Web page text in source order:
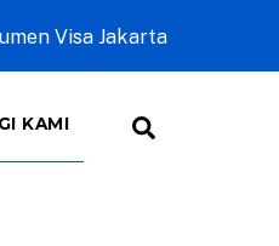
Visa Jakarta
KAMI